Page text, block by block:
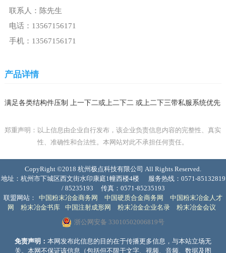
联系人：陈先生
电话：13567156171
手机：13567156171
产品详情
满足各类结构件压制 上一下二或上二下二 或上二下三带私服系统优先
郑重声明：以上信息由企业自行发布，该企业负责信息内容的完整性、真实
性、准确性和合法性。本网站对此不承担任何责任。
CopyRight ©2018 杭州极点科技有限公司 All Rights Reserved.
地址：杭州市下城区西文街水印康庭1幢西楼4楼
服务热线：0571-85132819
/ 85235193
传真：0571-85235193
联盟网站：
中国粉末冶金商务网 中国硬质合金商务网
中国粉末冶金人才
网
粉末冶金书库 中国注射成形网 粉末冶金企业名录
粉末冶金会议
浙公网安备 33010502006819号
免责声明： 本网发布此信息的目的在于传播更多信息，与本站立场无
关。本网不保证该信息（包括但不限于文字、视频、音频、数据及图